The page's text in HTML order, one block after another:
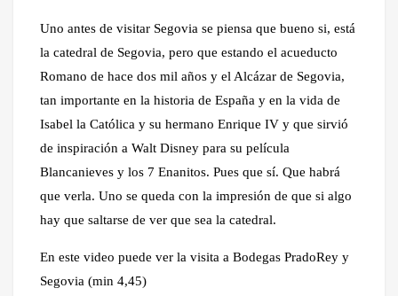
Uno antes de visitar Segovia se piensa que bueno si, está
la catedral de Segovia, pero que estando el acueducto
Romano de hace dos mil años y el Alcázar de Segovia,
tan importante en la historia de España y en la vida de
Isabel la Católica y su hermano Enrique IV y que sirvió
de inspiración a Walt Disney para su película
Blancanieves y los 7 Enanitos. Pues que sí. Que habrá
que verla. Uno se queda con la impresión de que si algo
hay que saltarse de ver que sea la catedral.
En este video puede ver la visita a Bodegas PradoRey y
Segovia (min 4,45)